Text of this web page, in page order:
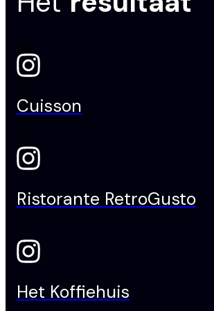
Cuisson
Ristorante RetroGusto
Het Koffiehuis